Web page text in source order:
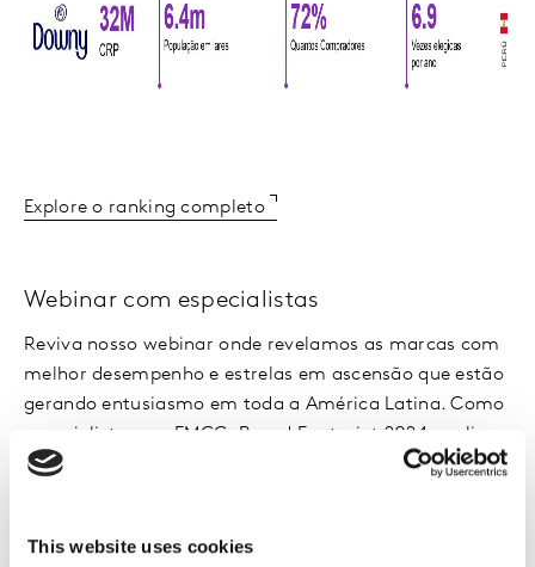
This website uses cookies
Explore o ranking completo
Webinar com especialistas
Reviva nosso webinar onde revelamos as marcas com
melhor desempenho e estrelas em ascensão que estão
gerando entusiasmo em toda a América Latina. Como
especialistas em FMCG, Brand Footprint 2024 analisa
as descobertas mais importantes do mercado de bens